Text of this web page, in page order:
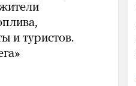
и туристов.